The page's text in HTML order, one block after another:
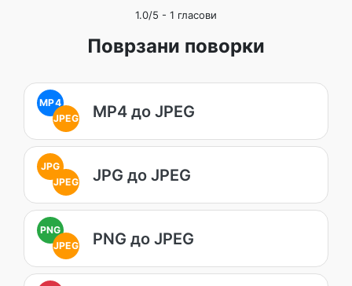
1.0/5 - 1 гласови
Поврзани поворки
MP4
JPEG
MP4 до JPEG
JPG
JPEG
JPG до JPEG
PNG
JPEG
PNG до JPEG